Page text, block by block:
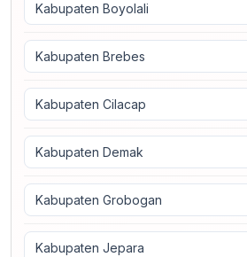
Kabupaten Boyolali
Kabupaten Brebes
Kabupaten Cilacap
Kabupaten Demak
Kabupaten Grobogan
Kabupaten Jepara